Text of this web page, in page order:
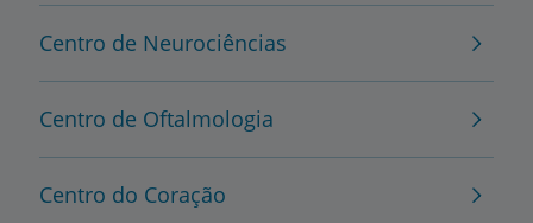
Centro de Neurociências
Centro de Oftalmologia
Centro do Coração